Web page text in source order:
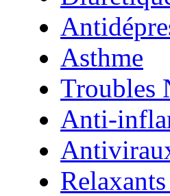
Asthme
Troubles
Anti-